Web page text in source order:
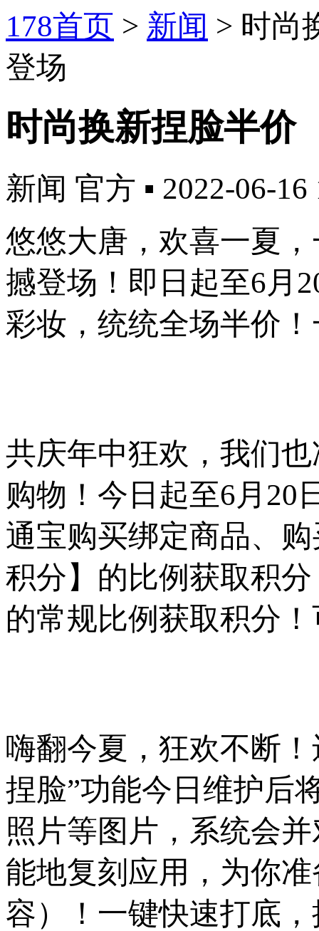
178首页 > 新闻 > 时尚
登场
时尚换新捏脸半价
新闻 官方 ▪ 2022-06-16
悠悠大唐，欢喜一夏
撼登场！即日起至6月
彩妆，统统全场半价
共庆年中狂欢，我们
购物！今日起至6月20
通宝购买绑定商品、
积分】的比例获取积
的常规比例获取积分
嗨翻今夏，狂欢不断
捏脸”功能今日维护后
照片等图片，系统会
能地复刻应用，为你
容）！一键快速打底